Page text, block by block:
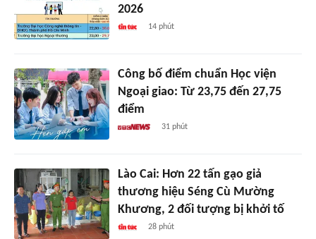
2026
14 phút
Công bố điểm chuẩn Học viện
Ngoại giao: Từ 23,75 đến 27,75
điểm
31 phút
Lào Cai: Hơn 22 tấn gạo giả
thương hiệu Séng Cù Mường
Khương, 2 đối tượng bị khởi tố
28 phút